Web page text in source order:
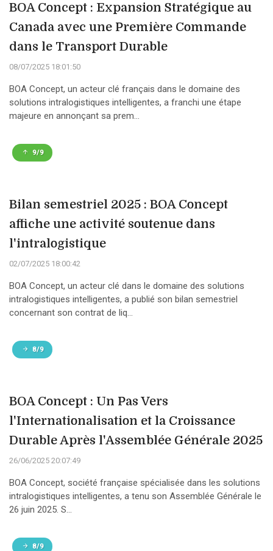
BOA Concept : Expansion Stratégique au
Canada avec une Première Commande
dans le Transport Durable
08/07/2025 18:01:50
BOA Concept, un acteur clé français dans le domaine des
solutions intralogistiques intelligentes, a franchi une étape
majeure en annonçant sa prem...
9/9
Bilan semestriel 2025 : BOA Concept
affiche une activité soutenue dans
l'intralogistique
02/07/2025 18:00:42
BOA Concept, un acteur clé dans le domaine des solutions
intralogistiques intelligentes, a publié son bilan semestriel
concernant son contrat de liq...
8/9
BOA Concept : Un Pas Vers
l'Internationalisation et la Croissance
Durable Après l'Assemblée Générale 2025
26/06/2025 20:07:49
BOA Concept, société française spécialisée dans les solutions
intralogistiques intelligentes, a tenu son Assemblée Générale le
26 juin 2025. S...
8/9